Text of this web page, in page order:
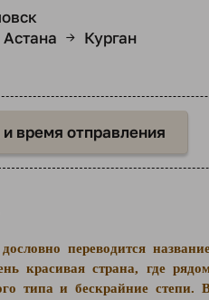
Астана → Курган
время отправления
переводится
красивая страна, где
типа и бескрайние степи.